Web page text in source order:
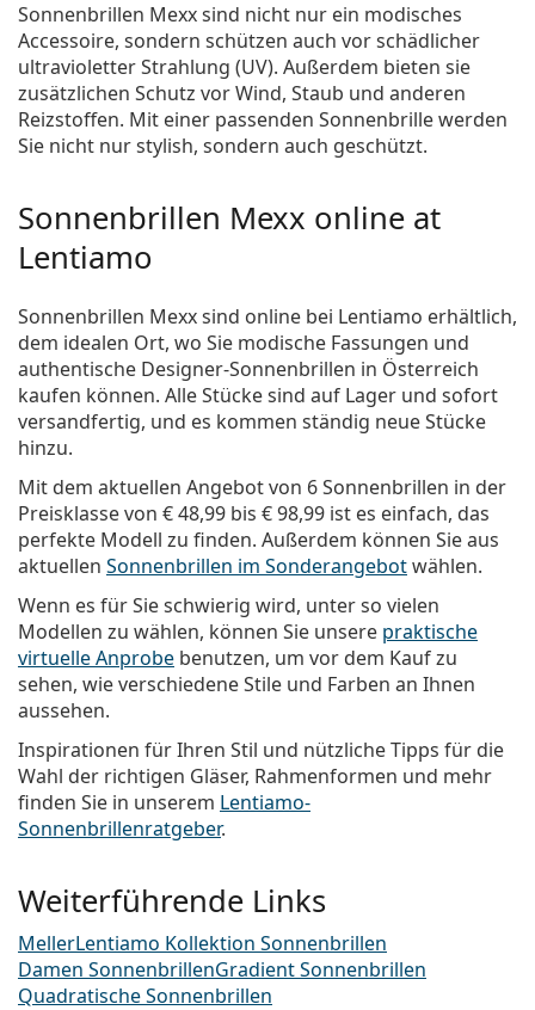
Sonnenbrillen Mexx sind nicht nur ein modisches
Accessoire, sondern schützen auch vor schädlicher
ultravioletter Strahlung (UV). Außerdem bieten sie
zusätzlichen Schutz vor Wind, Staub und anderen
Reizstoffen. Mit einer passenden Sonnenbrille werden
Sie nicht nur stylish, sondern auch geschützt.
Sonnenbrillen Mexx online at
Lentiamo
Sonnenbrillen Mexx sind online bei Lentiamo erhältlich,
dem idealen Ort, wo Sie modische Fassungen und
authentische Designer-Sonnenbrillen in Österreich
kaufen können. Alle Stücke sind auf Lager und sofort
versandfertig, und es kommen ständig neue Stücke
hinzu.
Mit dem aktuellen Angebot von 6 Sonnenbrillen in der
Preisklasse von € 48,99 bis € 98,99 ist es einfach, das
perfekte Modell zu finden. Außerdem können Sie aus
aktuellen Sonnenbrillen im Sonderangebotwählen.
Wenn es für Sie schwierig wird, unter so vielen
Modellen zu wählen, können Sie unsere praktische
virtuelle Anprobe benutzen, um vor dem Kauf zu
sehen, wie verschiedene Stile und Farben an Ihnen
aussehen.
Inspirationen für Ihren Stil und nützliche Tipps für die
Wahl der richtigen Gläser, Rahmenformen und mehr
finden Sie in unserem Lentiamo-
Sonnenbrillenratgeber.
Weiterführende Links
MellerLentiamo Kollektion Sonnenbrillen
Damen SonnenbrillenGradient Sonnenbrillen
Quadratische Sonnenbrillen